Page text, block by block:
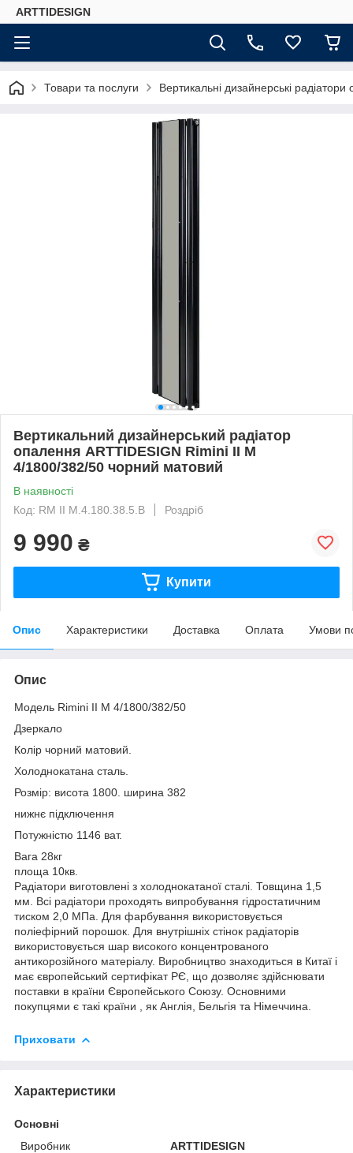
ARTTIDESIGN
Товари та послуги Вертикальні дизайнерські
Вертикальний дизайнерський радіатор
опалення ARTTIDESIGN Rimini II M
4/1800/382/50 чорний матовий
В наявності
Код: RM II M.4.180.38.5.B
Роздріб
9 990 ₴
Купити
Опис Характеристики Доставка Оплата Умови
Опис
Модель Rimini II M 4/1800/382/50
Дзеркало
Колір чорний матовий.
Холоднокатана сталь.
Розмір: висота 1800. ширина 382
нижнє підключення
Потужністю 1146 ват.
Вага 28кг
площа 10кв.
Радіатори виготовлені з холоднокатаної сталі. Товщина 1,5
мм. Всі радіатори проходять випробування гідростатичним
тиском 2,0 МПа. Для фарбування використовується
поліефірний порошок. Для внутрішніх стінок радіаторів
використовується шар високого концентрованого
антикорозійного матеріалу. Виробництво знаходиться в Китаї і
має європейський сертифікат РЄ, що дозволяє здійснювати
поставки в країни Європейського Союзу. Основними
покупцями є такі країни , як Англія, Бельгія та Німеччина.
Приховати
Характеристики
Основні
Виробник
ARTTIDESIGN